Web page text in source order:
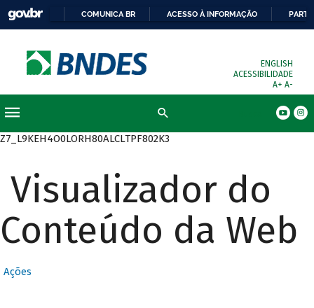
COMUNICA BR ACESSO À INFORMAÇÃO
ENGLISH
ACESSIBILIDADE
A+ A-
Z7_L9KEH4O0LORH80ALCLTPF802K3
Visualizador do
Conteúdo da Web
Ações